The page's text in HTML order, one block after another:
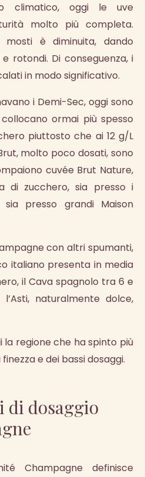
climatico, oggi le uve
molto più completa.
mosti è diminuita, dando
rotondi. Di conseguenza, i
in modo significativo.
i Demi-Sec, oggi sono
ormai più spesso
piuttosto che ai 12 g/L
molto poco dosati, sono
cuvée Brut Nature,
di zucchero, sia presso i
presso grandi Maison
con altri spumanti,
italiano presenta in media
il Cava spagnolo tra 6 e
naturalmente dolce,
la regione che ha spinto più
e dei bassi dosaggi.
dosaggio
Champagne definisce